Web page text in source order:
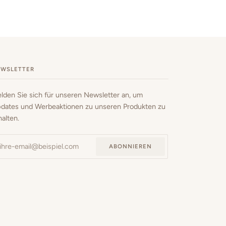
Sie sich für unseren Newsletter an, um
und Werbeaktionen zu unseren Produkten zu
ABONNIEREN